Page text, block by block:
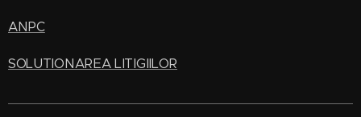
ANPC
SOLUTIONAREA LITIGIILOR